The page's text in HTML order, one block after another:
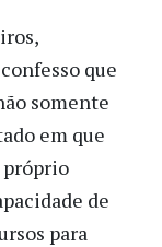
que
somente
em que
próprio
de
para